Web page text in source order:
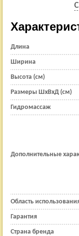
Длина
Ширина
Высота (см)
Размеры ШхВхД (см)
Гидромассаж
Дополнительные
Область
Гарантия
Страна бренда